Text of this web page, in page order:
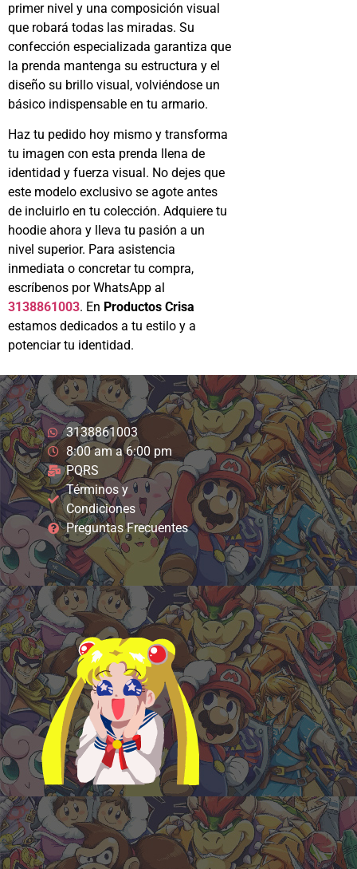
primer nivel y una composición visual
que robará todas las miradas. Su
confección especializada garantiza que
la prenda mantenga su estructura y el
diseño su brillo visual, volviéndose un
básico indispensable en tu armario.
Haz tu pedido hoy mismo y transforma
tu imagen con esta prenda llena de
identidad y fuerza visual. No dejes que
este modelo exclusivo se agote antes
de incluirlo en tu colección. Adquiere tu
hoodie ahora y lleva tu pasión a un
nivel superior. Para asistencia
inmediata o concretar tu compra,
escríbenos por WhatsApp al
3138861003. En Productos Crisa
estamos dedicados a tu estilo y a
potenciar tu identidad.
3138861003
8:00 am a 6:00 pm
PQRS
Términos y
Condiciones
Preguntas Frecuentes